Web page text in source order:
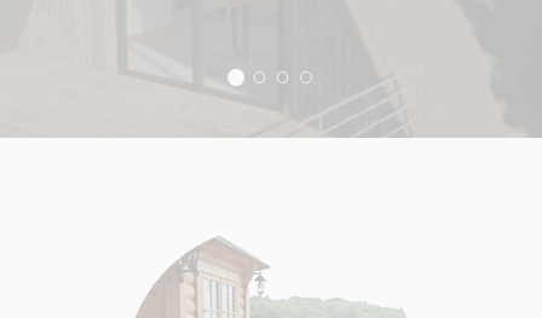
First slide details.
Second slide details.
Current Slide
Third slide details.
Third slide details.